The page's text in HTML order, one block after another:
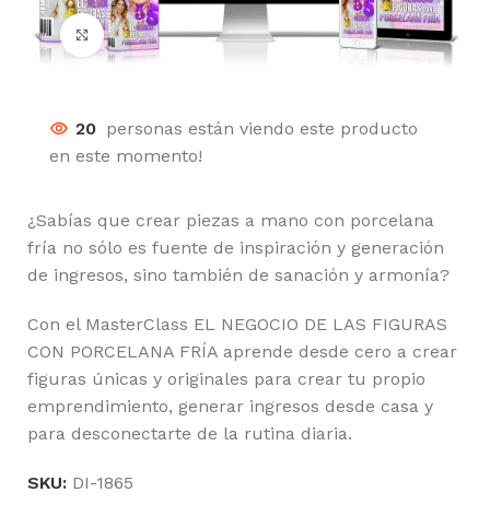
Click para agrandar
20 personas están viendo este producto
en este momento!
¿Sabías que crear piezas a mano con porcelana
fría no sólo es fuente de inspiración y generación
de ingresos, sino también de sanación y armonía?
Con el MasterClass EL NEGOCIO DE LAS FIGURAS
CON PORCELANA FRÍA aprende desde cero a crear
figuras únicas y originales para crear tu propio
emprendimiento, generar ingresos desde casa y
para desconectarte de la rutina diaria.
SKU: DI-1865